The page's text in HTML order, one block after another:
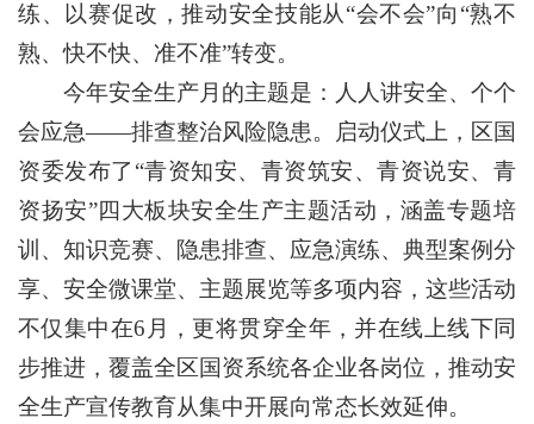
练、以赛促改，推动安全技能从“会不会”向“熟不
熟、快不快、准不准”转变。
今年安全生产月的主题是：人人讲安全、个个
会应急——排查整治风险隐患。启动仪式上，区国
资委发布了“青资知安、青资筑安、青资说安、青
资扬安”四大板块安全生产主题活动，涵盖专题培
训、知识竞赛、隐患排查、应急演练、典型案例分
享、安全微课堂、主题展览等多项内容，这些活动
不仅集中在6月，更将贯穿全年，并在线上线下同
步推进，覆盖全区国资系统各企业各岗位，推动安
全生产宣传教育从集中开展向常态长效延伸。